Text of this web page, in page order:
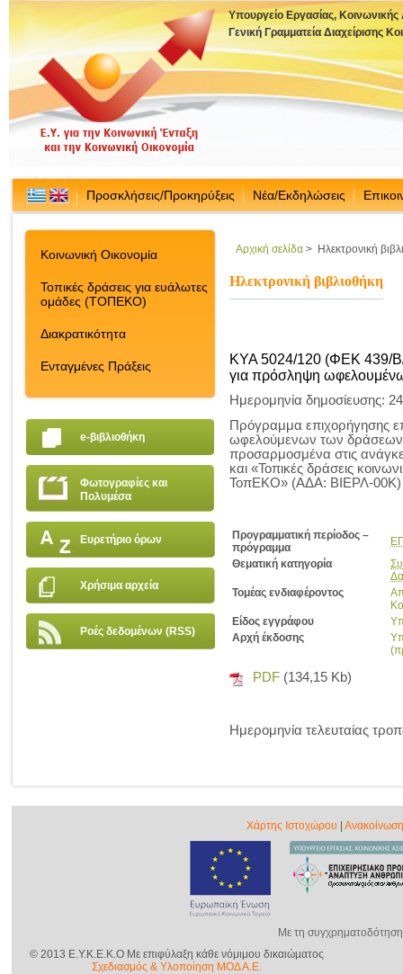
Υπουργείο Εργασίας,
Γενική Γραμματεία Διαχείρισης
Προσκλήσεις/Προκηρύξεις Νέα/Εκδηλώσεις
Κοινωνική Οικονομία
Τοπικές δράσεις για ευάλωτες
ομάδες (ΤΟΠΕΚΟ)
Διακρατικότητα
Ενταγμένες Πράξεις
e-βιβλιοθήκη
Φωτογραφίες και
Πολυμέσα
Ευρετήριο όρων
Χρήσιμα αρχεία
Ροές δεδομένων (RSS)
Αρχική σελίδα > Ηλεκτρονική
Ηλεκτρονική βιβλιοθήκη
ΚΥΑ 5024/120 (ΦΕΚ 439/Β/
για πρόσληψη
Ημερομηνία δημοσίευσης:
Πρόγραμμα επιχορήγησης
ωφελούμενων των δράσεων
προσαρμοσμένα στις
και «Τοπικές δράσεις
ΤοπΕΚΟ» (ΑΔΑ: ΒΙΕΡΛ-00Κ)
Προγραμματική περίοδος –
πρόγραμμα
Θεματική κατηγορία
Τομέας ενδιαφέροντος
Είδος εγγράφου
Αρχή έκδοσης
PDF (134,15 Kb)
Ημερομηνία τελευταίας
Χάρτης Ιστοχώρου |
Με τη
© 2013 E.Y.K.E.K.O Με επιφύλαξη κάθε νόμιμου δικαιώµατος
Σχεδιασμός & Yλοποίηση ΜΟΔ Α.Ε.